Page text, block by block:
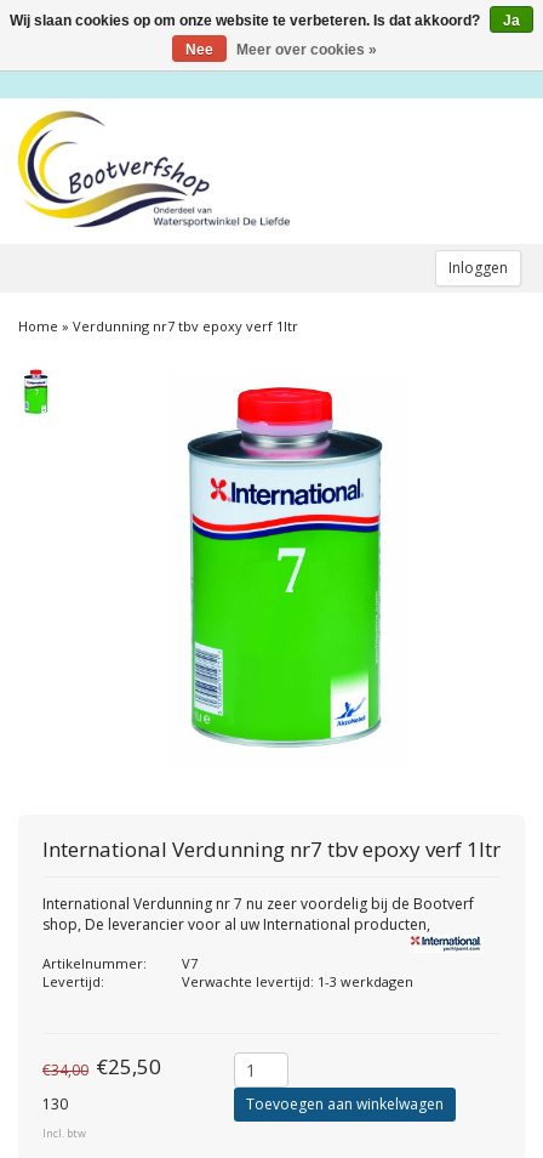
Inloggen
Toggle
Home » Verdunning nr7 tbv epoxy verf 1ltr
International Verdunning nr7 tbv epoxy verf 1ltr
International Verdunning nr 7 nu zeer voordelig bij de Bootverf
shop, De leverancier voor al uw International producten,
Artikelnummer:
V7
Levertijd:
Verwachte levertijd: 1-3 werkdagen
€34,00 €25,50
130
Incl. btw
Toevoegen aan winkelwagen
Wij slaan cookies op om onze website te verbeteren. Is dat akkoord?
Ja
Nee
Meer over cookies »